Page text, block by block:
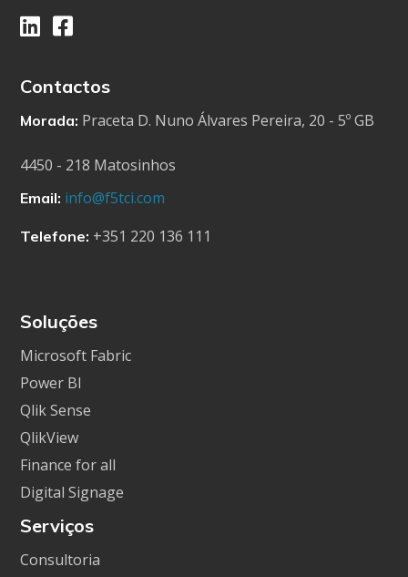
Contactos
Morada: Praceta D. Nuno Álvares Pereira, 20 - 5º GB
4450 - 218 Matosinhos
Email: info@f5tci.com
Telefone: +351 220 136 111
Soluções
Microsoft Fabric
Power BI
Qlik Sense
QlikView
Finance for all
Digital Signage
Serviços
Consultoria